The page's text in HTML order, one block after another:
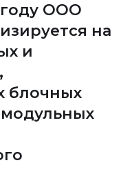
году ООО
на
и
блочных